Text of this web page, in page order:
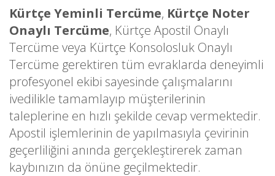
Kürtçe Yeminli Tercüme, Kürtçe Noter
Onaylı Tercüme, Kürtçe Apostil Onaylı
Tercüme veya Kürtçe Konsolosluk Onaylı
Tercüme gerektiren tüm evraklarda deneyimli
profesyonel ekibi sayesinde çalışmalarını
ivedilikle tamamlayıp müşterilerinin
taleplerine en hızlı şekilde cevap vermektedir.
Apostil işlemlerinin de yapılmasıyla çevirinin
geçerliliğini anında gerçekleştirerek zaman
kaybınızın da önüne geçilmektedir.